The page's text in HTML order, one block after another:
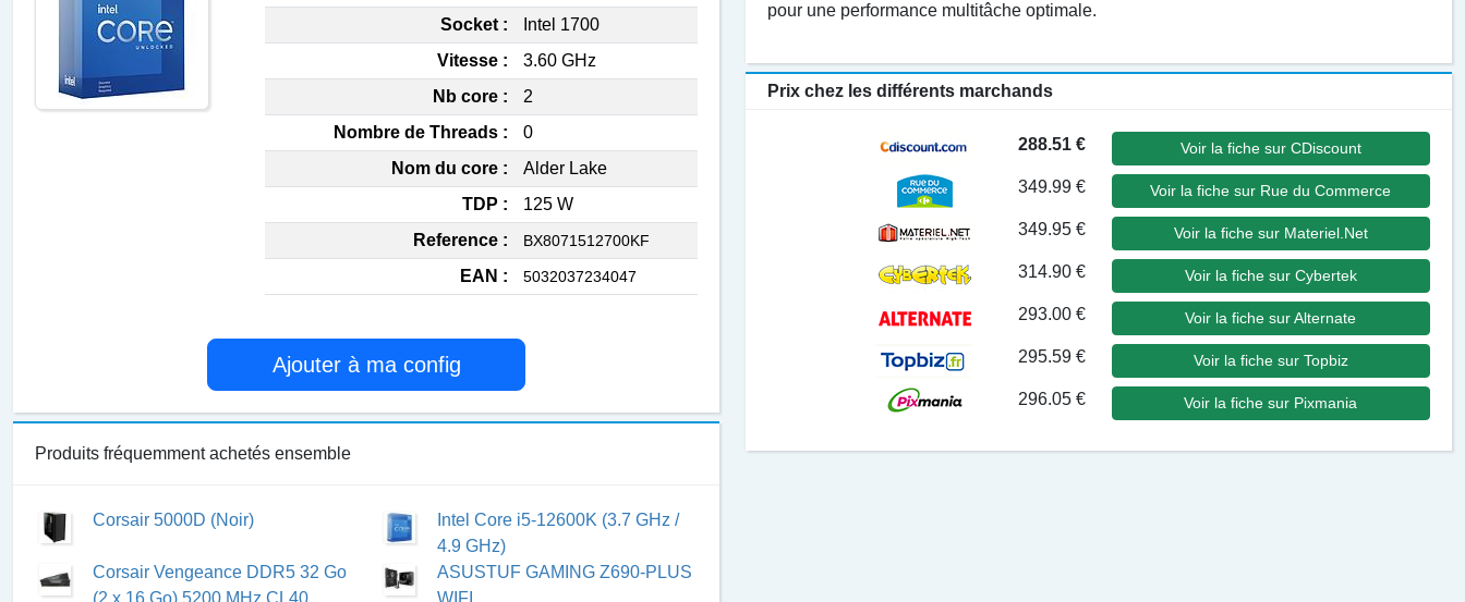
Socket :
Intel 1700
Vitesse :
3.60 GHz
Nb core :
2
Nombre de Threads :
0
Nom du core :
Alder Lake
TDP :
125 W
Reference :
BX8071512700KF
EAN : 5032037234047
Ajouter à ma config
Produits fréquemment achetés ensemble
Corsair 5000D (Noir)
Intel Core i5-12600K (3.7 GHz /
4.9 GHz)
Corsair Vengeance DDR5 32 Go
(2 x 16 Go) 5200 MHz CL40
ASUSTUF GAMING Z690-PLUS
WIFI
pour une performance multitâche optimale.
Prix chez les différents marchands
288.51 € Voir la fiche sur CDiscount
349.99 € Voir la fiche sur Rue du Commerce
349.95 € Voir la fiche sur Materiel.Net
314.90 € Voir la fiche sur Cybertek
293.00 € Voir la fiche sur Alternate
295.59 € Voir la fiche sur Topbiz
296.05 € Voir la fiche sur Pixmania